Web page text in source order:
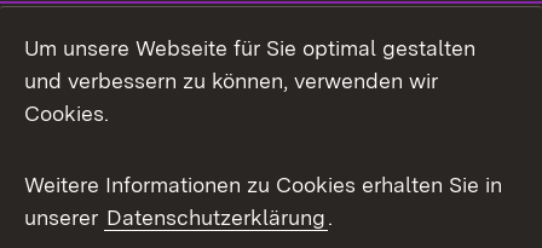
Facebook
X / Twitter
Youtube
Um unsere Webseite für Sie optimal gestalten
und verbessern zu können, verwenden wir
Cookies.
Weitere Informationen zu Cookies erhalten Sie in
unserer Datenschutzerklärung.